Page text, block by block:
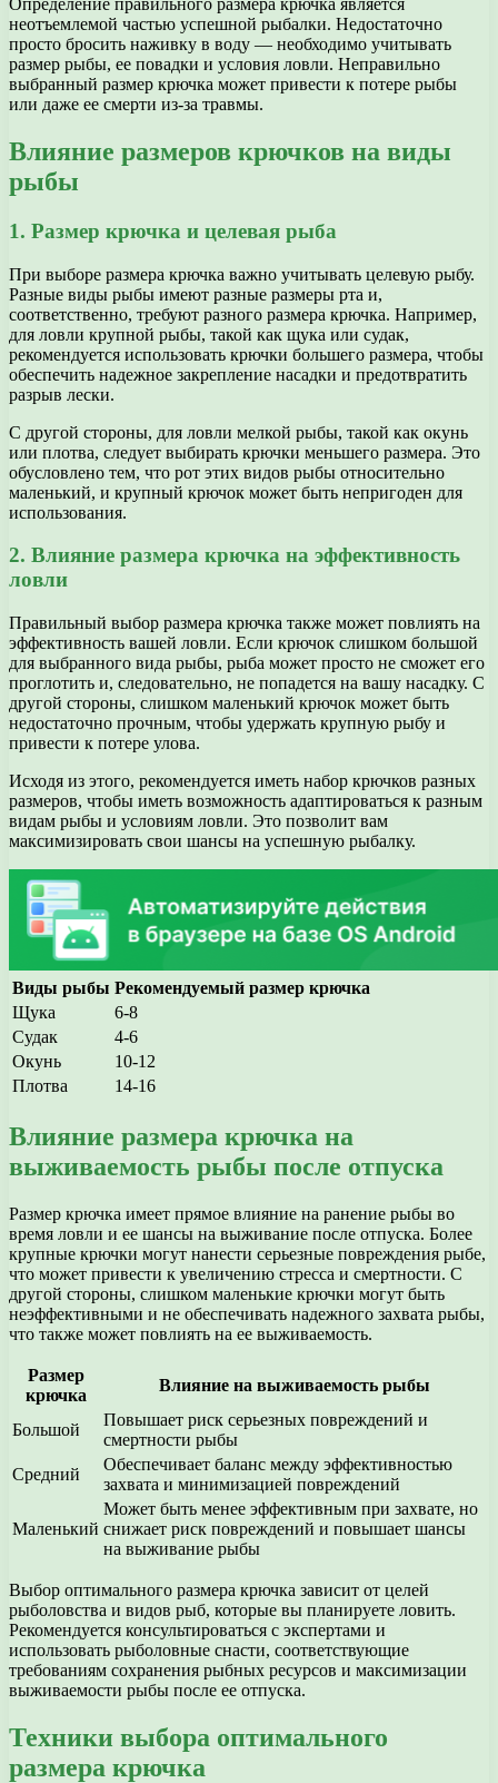
Определение правильного размера крючка является
неотъемлемой частью успешной рыбалки. Недостаточно
просто бросить наживку в воду — необходимо учитывать
размер рыбы, ее повадки и условия ловли. Неправильно
выбранный размер крючка может привести к потере рыбы
или даже ее смерти из-за травмы.
Влияние размеров крючков на виды
рыбы
1. Размер крючка и целевая рыба
При выборе размера крючка важно учитывать целевую рыбу.
Разные виды рыбы имеют разные размеры рта и,
соответственно, требуют разного размера крючка. Например,
для ловли крупной рыбы, такой как щука или судак,
рекомендуется использовать крючки большего размера, чтобы
обеспечить надежное закрепление насадки и предотвратить
разрыв лески.
С другой стороны, для ловли мелкой рыбы, такой как окунь
или плотва, следует выбирать крючки меньшего размера. Это
обусловлено тем, что рот этих видов рыбы относительно
маленький, и крупный крючок может быть непригоден для
использования.
2. Влияние размера крючка на эффективность
ловли
Правильный выбор размера крючка также может повлиять на
эффективность вашей ловли. Если крючок слишком большой
для выбранного вида рыбы, рыба может просто не сможет его
проглотить и, следовательно, не попадется на вашу насадку. С
другой стороны, слишком маленький крючок может быть
недостаточно прочным, чтобы удержать крупную рыбу и
привести к потере улова.
Исходя из этого, рекомендуется иметь набор крючков разных
размеров, чтобы иметь возможность адаптироваться к разным
видам рыбы и условиям ловли. Это позволит вам
максимизировать свои шансы на успешную рыбалку.
Виды рыбы Рекомендуемый размер крючка
Щука
6-8
Судак
4-6
Окунь
10-12
Плотва
14-16
Влияние размера крючка на
выживаемость рыбы после отпуска
Размер крючка имеет прямое влияние на ранение рыбы во
время ловли и ее шансы на выживание после отпуска. Более
крупные крючки могут нанести серьезные повреждения рыбе,
что может привести к увеличению стресса и смертности. С
другой стороны, слишком маленькие крючки могут быть
неэффективными и не обеспечивать надежного захвата рыбы,
что также может повлиять на ее выживаемость.
Размер
крючка
Влияние на выживаемость рыбы
Большой
Повышает риск серьезных повреждений и
смертности рыбы
Средний
Обеспечивает баланс между эффективностью
захвата и минимизацией повреждений
Маленький
Может быть менее эффективным при захвате, но
снижает риск повреждений и повышает шансы
на выживание рыбы
Выбор оптимального размера крючка зависит от целей
рыболовства и видов рыб, которые вы планируете ловить.
Рекомендуется консультироваться с экспертами и
использовать рыболовные снасти, соответствующие
требованиям сохранения рыбных ресурсов и максимизации
выживаемости рыбы после ее отпуска.
Техники выбора оптимального
размера крючка